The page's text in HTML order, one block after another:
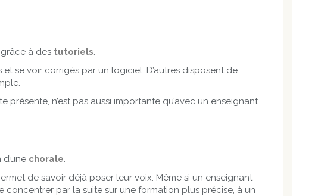
à des tutoriels
se voir corrigés par un logiciel. D’autres disposent de
n’est pas aussi importante qu’avec un enseignant
chorale
de savoir déjà poser leur voix. Même si un enseignant
concentrer par la suite sur une formation plus précise, à un